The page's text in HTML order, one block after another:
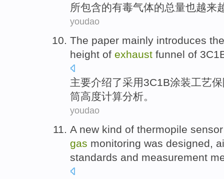
所包含的有毒气体的总量也越来
youdao
The paper mainly introduces
height of exhaust funnel of 3
主要介绍了采用3C1B涂装工艺
筒高度计算分析。
youdao
A new kind of thermopile sensor
gas monitoring was designed,
standards and measurement